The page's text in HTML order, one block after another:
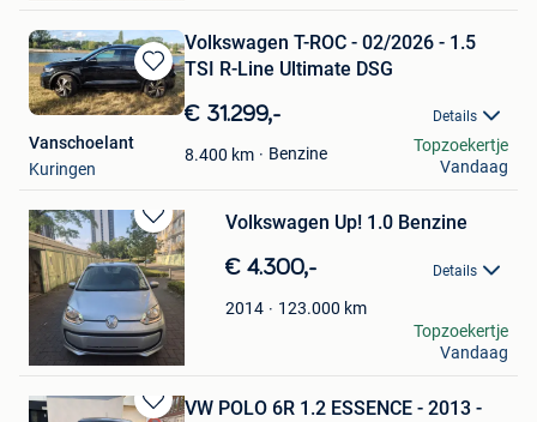
Bewaren
in
Favorieten
Volkswagen T-ROC - 02/2026 - 1.5
TSI R-Line Ultimate DSG
€ 31.299,- Details
8.400 km Benzine
Vanschoelant
Kuringen
Topzoekertje
Vandaag
Bewaren
in
Mijn
Favorieten
Volkswagen Up! 1.0 Benzine
€ 4.300,- Details
2014 123.000 km
Dilshah Brim
Antwerpen
Topzoekertje
Vandaag
VW POLO 6R 1.2 ESSENCE - 2013 -